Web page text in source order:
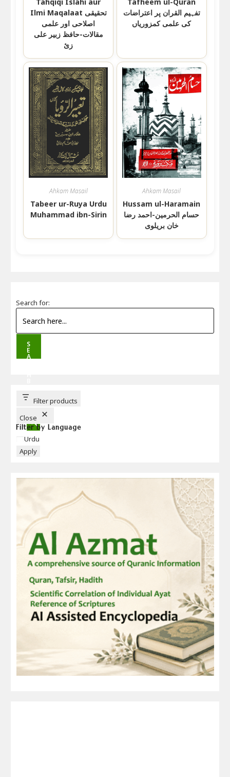
Ilmi Maqalaat تحقیقی
اصلاحی اور علمی
مقالات-حافظ زبیر علی
زئ
تفہیم القران پر اعتراضات
کی علمی کمزوریاں
Ahkam Masail
Tabeer ur-Ruya Urdu
Muhammad ibn-Sirin
Ahkam Masail
Hussam ul-Haramain
حسام الحرمين-احمد رضا
خان بریلوی
Search for:
S
E
A
T
T
Filter products
Close
Filter by Language
Language
Urdu
Apply